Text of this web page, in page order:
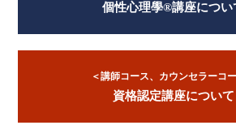
個性心理學®講座につい
＜講師コース、カウンセラーコ
資格認定講座について